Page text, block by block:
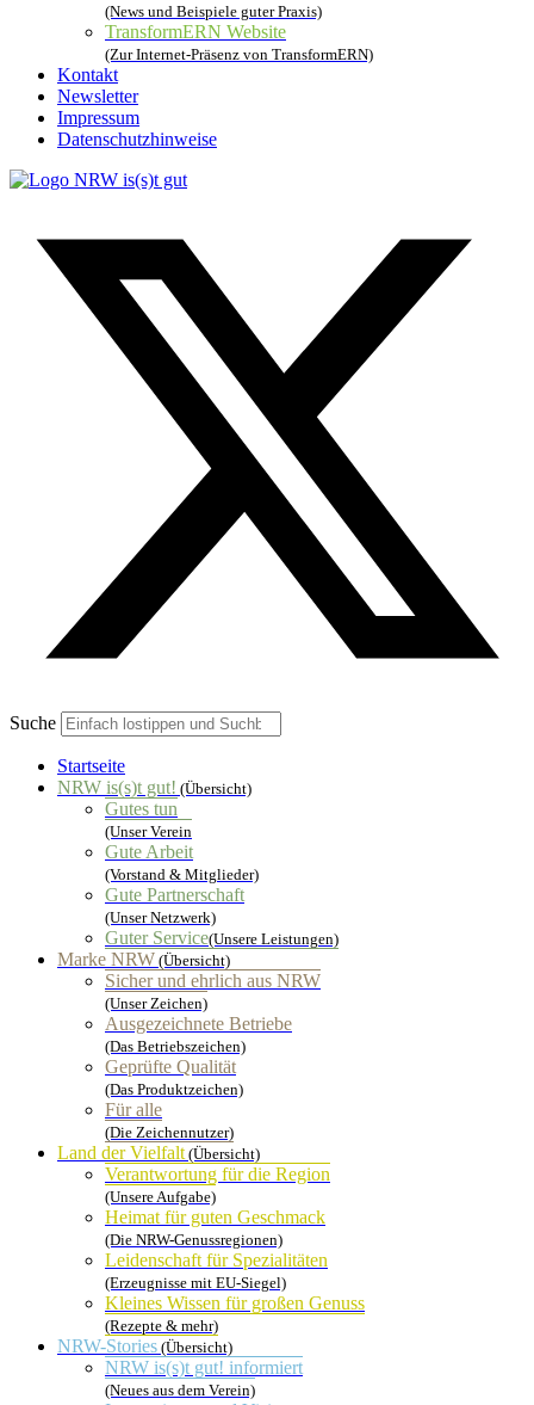
(News und Beispiele guter Praxis)
TransformERN Website
(Zur Internet-Präsenz von TransformERN)
Kontakt
Newsletter
Impressum
Datenschutzhinweise
Suche
Startseite
NRW is(s)t gut! (Übersicht)
Gutes tun
(Unser Verein
Gute Arbeit
(Vorstand & Mitglieder)
Gute Partnerschaft
(Unser Netzwerk)
Guter Service(Unsere Leistungen)
Marke NRW (Übersicht)
Sicher und ehrlich aus NRW
(Unser Zeichen)
Ausgezeichnete Betriebe
(Das Betriebszeichen)
Geprüfte Qualität
(Das Produktzeichen)
Für alle
(Die Zeichennutzer)
Land der Vielfalt(Übersicht)
Verantwortung für die Region
(Unsere Aufgabe)
Heimat für guten Geschmack
(Die NRW-Genussregionen)
Leidenschaft für Spezialitäten
(Erzeugnisse mit EU-Siegel)
Kleines Wissen für großen Genuss
(Rezepte & mehr)
NRW-Stories (Übersicht)
NRW is(s)t gut! informiert
(Neues aus dem Verein)